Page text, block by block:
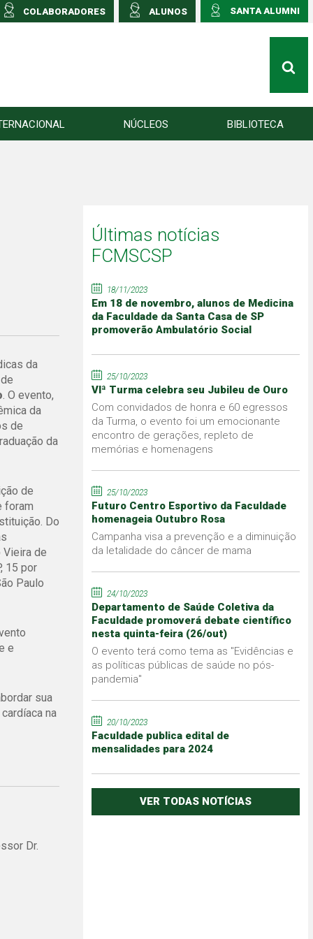
SANTA ALUMNI
ALUNOS
COLABORADORES
NÚCLEOS BIBLIOTECA
da
. O evento,
da
de
da
de
foram
Do
Vieira de
15 por
Paulo
e
sua
na
Dr.
Últimas notícias
FCMSCSP
18/11/2023
Em 18 de novembro, alunos de Medicina
da Faculdade da Santa Casa de SP
promoverão Ambulatório Social
25/10/2023
VIª Turma celebra seu Jubileu de Ouro
Com convidados de honra e 60 egressos
da Turma, o evento foi um emocionante
encontro de gerações, repleto de
memórias e homenagens
25/10/2023
Futuro Centro Esportivo da Faculdade
homenageia Outubro Rosa
Campanha visa a prevenção e a diminuição
da letalidade do câncer de mama
24/10/2023
Departamento de Saúde Coletiva da
Faculdade promoverá debate científico
nesta quinta-feira (26/out)
O evento terá como tema as "Evidências e
as políticas públicas de saúde no pós-
pandemia"
20/10/2023
Faculdade publica edital de
mensalidades para 2024
VER TODAS NOTÍCIAS